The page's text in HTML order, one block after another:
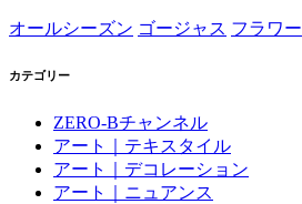
オールシーズン ゴージャス フラワー
カテゴリー
ZERO-Bチャンネル
アート｜テキスタイル
アート｜デコレーション
アート｜ニュアンス